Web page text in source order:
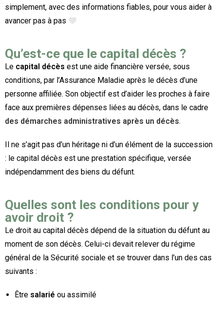
simplement, avec des informations fiables, pour vous aider à
avancer pas à pas
Qu’est-ce que le capital décès ?
Le capital décès est une aide financière versée, sous
conditions, par l’Assurance Maladie après le décès d’une
personne affiliée. Son objectif est d’aider les proches à faire
face aux premières dépenses liées au décès, dans le cadre
des démarches administratives après un décès.
Il ne s’agit pas d’un héritage ni d’un élément de la succession
: le capital décès est une prestation spécifique, versée
indépendamment des biens du défunt.
Quelles sont les conditions pour y
avoir droit ?
Le droit au capital décès dépend de la situation du défunt au
moment de son décès. Celui-ci devait relever du régime
général de la Sécurité sociale et se trouver dans l’un des cas
suivants :
Être salarié ou assimilé